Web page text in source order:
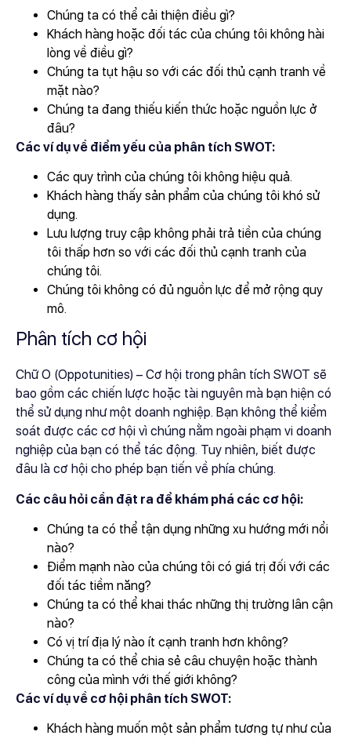
Chúng ta có thể cải thiện điều gì?
Khách hàng hoặc đối tác của chúng tôi không hài
lòng về điều gì?
Chúng ta tụt hậu so với các đối thủ cạnh tranh về
mặt nào?
Chúng ta đang thiếu kiến ​​thức hoặc nguồn lực ở
đâu?
Các ví dụ về điểm yếu của phân tích SWOT:
Các quy trình của chúng tôi không hiệu quả.
Khách hàng thấy sản phẩm của chúng tôi khó sử
dụng.
Lưu lượng truy cập không phải trả tiền của chúng
tôi thấp hơn so với các đối thủ cạnh tranh của
chúng tôi.
Chúng tôi không có đủ nguồn lực để mở rộng quy
mô.
Phân tích cơ hội
Chữ O (Oppotunities) – Cơ hội trong phân tích SWOT sẽ
bao gồm các chiến lược hoặc tài nguyên mà bạn hiện có
thể sử dụng như một doanh nghiệp. Bạn không thể kiểm
soát được các cơ hội vì chúng nằm ngoài phạm vi doanh
nghiệp của bạn có thể tác động. Tuy nhiên, biết được
đâu là cơ hội cho phép bạn tiến về phía chúng.
Các câu hỏi cần đặt ra để khám phá các cơ hội:
Chúng ta có thể tận dụng những xu hướng mới nổi
nào?
Điểm mạnh nào của chúng tôi có giá trị đối với các
đối tác tiềm năng?
Chúng ta có thể khai thác những thị trường lân cận
nào?
Có vị trí địa lý nào ít cạnh tranh hơn không?
Chúng ta có thể chia sẻ câu chuyện hoặc thành
công của mình với thế giới không?
Các ví dụ về cơ hội phân tích SWOT:
Khách hàng muốn một sản phẩm tương tự như của